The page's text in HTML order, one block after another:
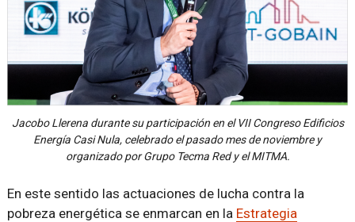
Jacobo Llerena durante su participación en el VII Congreso Edificios
Energía Casi Nula, celebrado el pasado mes de noviembre y
organizado por Grupo Tecma Red y el MITMA.
En este sentido las actuaciones de lucha contra la
pobreza energética se enmarcan en la Estrategia